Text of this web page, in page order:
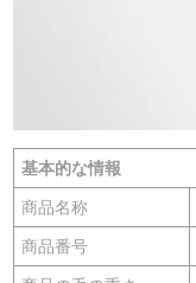
基本的な情報
商品名称
商品番号